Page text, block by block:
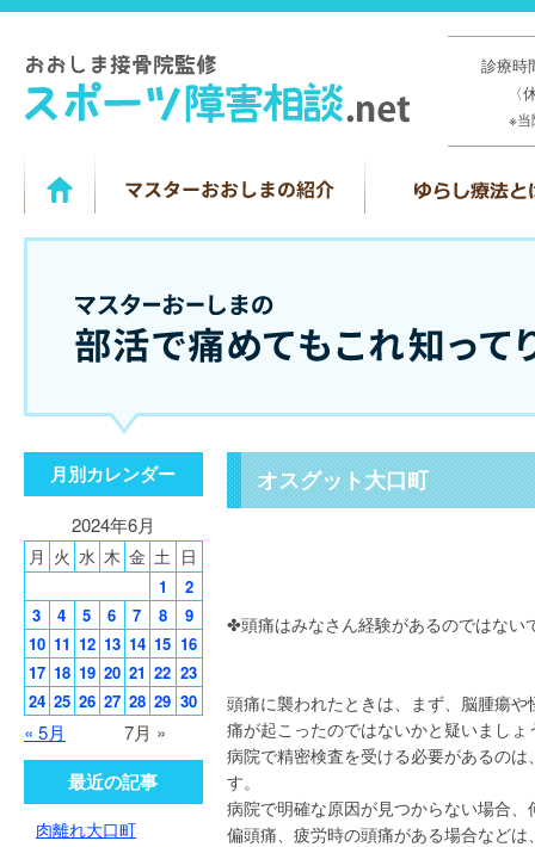
診療
※
オスグット大口町
✤頭痛はみなさん経験があるのではない
頭痛に襲われたときは、まず、脳腫瘍
痛が起こったのではないかと疑いましょ
病院で精密検査を受ける必要があるの
す。
病院で明確な原因が見つからない場合
偏頭痛、疲労時の頭痛がある場合などは
月別カレンダー
2024年6月
月 火 水 木 金 土 日
« 5月 7月 »
1
2
3
4 5 6 7 8
9
10 11 12 13 14 15 16
17 18 19 20 21 22 23
24 25 26 27 28 29 30
最近の記事
肉離れ大口町